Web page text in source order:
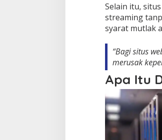
Selain itu,
streaming
syarat mutlak
“Bagi situs
merusak
Apa Itu